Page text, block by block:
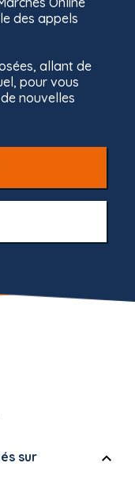
de Marchés
des appels
allant de
pour vous
nouvelles
sur